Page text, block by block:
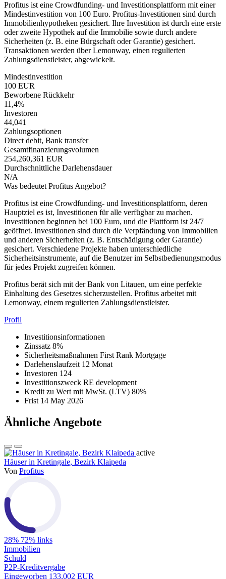
Profitus ist eine Crowdfunding- und Investitionsplattform mit einer
Mindestinvestition von 100 Euro. Profitus-Investitionen sind durch
Immobilienhypotheken gesichert. Ihre Investition ist durch eine erste
oder zweite Hypothek auf die Immobilie sowie durch andere
Sicherheiten (z. B. eine Bürgschaft oder Garantie) gesichert.
Transaktionen werden über Lemonway, einen regulierten
Zahlungsdienstleister, abgewickelt.
Mindestinvestition
100 EUR
Beworbene Rückkehr
11,4%
Investoren
44,041
Zahlungsoptionen
Direct debit, Bank transfer
Gesamtfinanzierungsvolumen
254,260,361 EUR
Durchschnittliche Darlehensdauer
N/A
Was bedeutet Profitus Angebot?
Profitus ist eine Crowdfunding- und Investitionsplattform, deren
Hauptziel es ist, Investitionen für alle verfügbar zu machen.
Investitionen beginnen bei 100 Euro, und die Plattform ist 24/7
geöffnet. Investitionen sind durch die Verpfändung von Immobilien
und anderen Sicherheiten (z. B. Entschädigung oder Garantie)
gesichert. Verschiedene Projekte haben unterschiedliche
Sicherheitsinstrumente, auf die Benutzer im Selbstbedienungsmodus
für jedes Projekt zugreifen können.
Profitus berät sich mit der Bank von Litauen, um eine perfekte
Einhaltung des Gesetzes sicherzustellen. Profitus arbeitet mit
Lemonway, einem regulierten Zahlungsdienstleister.
Profil
Investitionsinformationen
Zinssatz 8%
Sicherheitsmaßnahmen First Rank Mortgage
Darlehenslaufzeit 12 Monat
Investoren 124
Investitionszweck RE development
Kredit zu Wert mit MwSt. (LTV) 80%
Frist 14 May 2026
Ähnliche Angebote
active
Häuser in Kretingale, Bezirk Klaipeda
Von Profitus
28% 72% links
Immobilien
Schuld
P2P-Kreditvergabe
Eingeworben 133,002 EUR